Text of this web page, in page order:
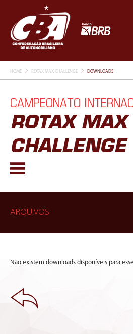
HOME ROTAX MAX CHALLENGE DOWNLOADS
CAMPEONATO
ROTAX MAX
CHALLENGE
ARQUIVOS
Não existem downloads disponíveis para